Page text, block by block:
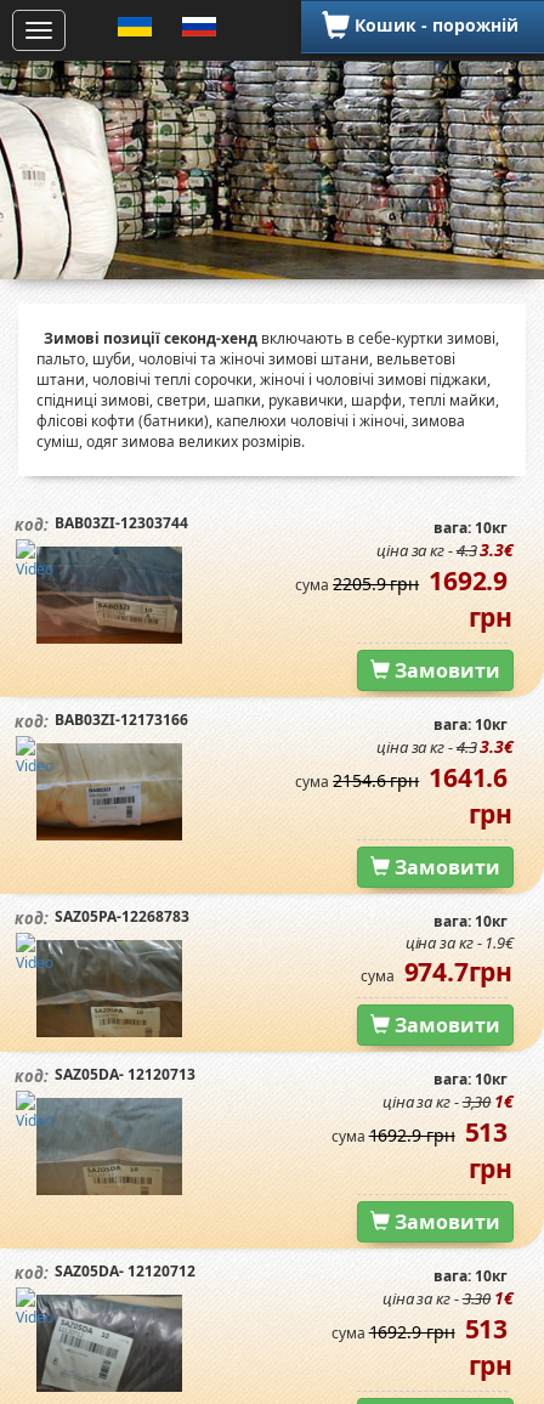
Зимові позиції секонд-хенд включають в себе-куртки зимові,
пальто, шуби, чоловічі та жіночі зимові штани, вельветові
штани, чоловічі теплі сорочки, жіночі і чоловічі зимові піджаки,
спідниці зимові, светри, шапки, рукавички, шарфи, теплі майки,
флісові кофти (батники), капелюхи чоловічі і жіночі, зимова
суміш, одяг зимова великих розмірів.
код: BAB03ZI-12303744 вага: 10кг
ціна за кг -4.33.3€
сума2205.9 грн 1692.9
грн
Замовити
код: BAB03ZI-12173166 вага: 10кг
ціна за кг -4.33.3€
сума2154.6 грн 1641.6
грн
Замовити
код: SAZ05PA-12268783 вага: 10кг
ціна за кг - 1.9€
сума 974.7грн
Замовити
код: SAZ05DA- 12120713 вага: 10кг
ціна за кг -3,30 1€
сума1692.9 грн 513
грн
Замовити
код: SAZ05DA- 12120712 вага: 10кг
ціна за кг -3.30 1€
сума1692.9 грн 513
грн
Кошик - порожній